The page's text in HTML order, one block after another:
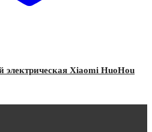
электрическая Xiaomi HuoHou